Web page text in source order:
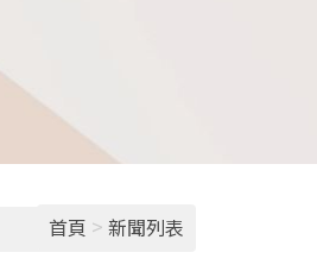
首頁 > 新聞列表